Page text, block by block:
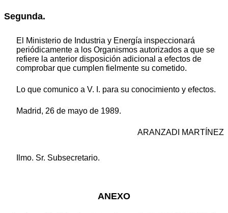
Segunda.
El Ministerio de Industria y Energía inspeccionará
periódicamente a los Organismos autorizados a que se
refiere la anterior disposición adicional a efectos de
comprobar que cumplen fielmente su cometido.
Lo que comunico a V. I. para su conocimiento y efectos.
Madrid, 26 de mayo de 1989.
ARANZADI MARTÍNEZ
Ilmo. Sr. Subsecretario.
ANEXO